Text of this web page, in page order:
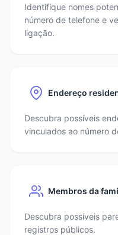
Identifique nomes
número de telefone e
ligação.
Endereço
Descubra possíveis
vinculados ao número
Membros da
Descubra possíveis
registros públicos.